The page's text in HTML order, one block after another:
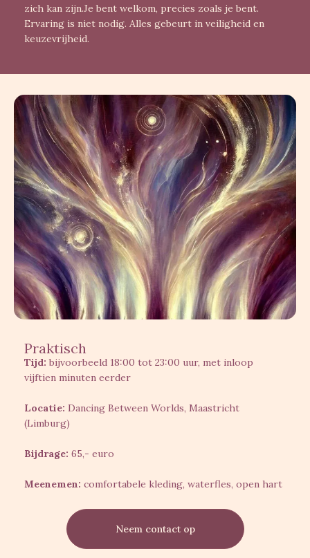
zich kan zijn.Je bent welkom, precies zoals je bent.
Ervaring is niet nodig. Alles gebeurt in veiligheid en
keuzevrijheid.
Praktisch
Tijd: bijvoorbeeld 18:00 tot 23:00 uur, met inloop
vijftien minuten eerder
Locatie: Dancing Between Worlds, Maastricht
(Limburg)
Bijdrage: 65,- euro
Meenemen: comfortabele kleding, waterfles, open hart
Neem contact op